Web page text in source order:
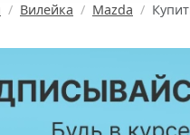
Вилейка Mazda